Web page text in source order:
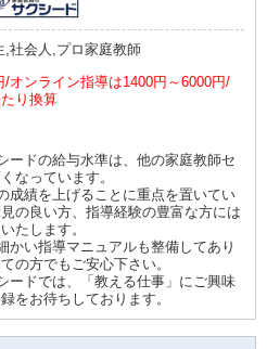
,社会人,プロ家庭教師
/オンライン指導は1400円～6000円/
り換算
ドの給与水準は、他の家庭教師セ
なっています。
成績を上げることに重点を置いてい
の良い方、指導経験の豊富な方には
たします。
い指導マニュアルも整備してあり
の方でもご安心下さい。
ードでは、「教える仕事」にご興味
をお待ちしております。